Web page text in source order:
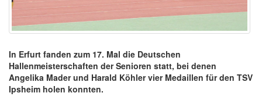
In Erfurt fanden zum 17. Mal die Deutschen
Hallenmeisterschaften der Senioren statt, bei denen
Angelika Mader und Harald Köhler vier Medaillen für den TSV
Ipsheim holen konnten.